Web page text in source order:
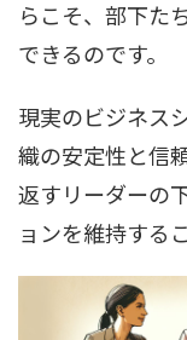
らこそ、部下た
できるのです。
現実のビジネス
織の安定性と信
返すリーダーの
ョンを維持する